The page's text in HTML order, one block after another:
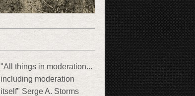
"All things in moderation...
including moderation
itself" Serge A. Storms